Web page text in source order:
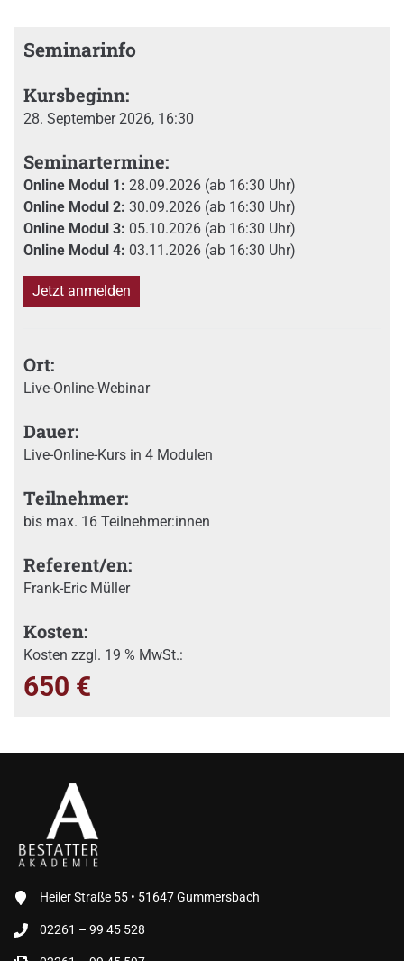
Seminarinfo
Kursbeginn:
28. September 2026, 16:30
Seminartermine:
Online Modul 1: 28.09.2026 (ab 16:30 Uhr)
Online Modul 2: 30.09.2026 (ab 16:30 Uhr)
Online Modul 3: 05.10.2026 (ab 16:30 Uhr)
Online Modul 4: 03.11.2026 (ab 16:30 Uhr)
Jetzt anmelden
Ort:
Live-Online-Webinar
Dauer:
Live-Online-Kurs in 4 Modulen
Teilnehmer:
bis max. 16 Teilnehmer:innen
Referent/en:
Frank-Eric Müller
Kosten:
Kosten zzgl. 19 % MwSt.:
650 €
Heiler Straße 55 • 51647 Gummersbach
02261 – 99 45 528